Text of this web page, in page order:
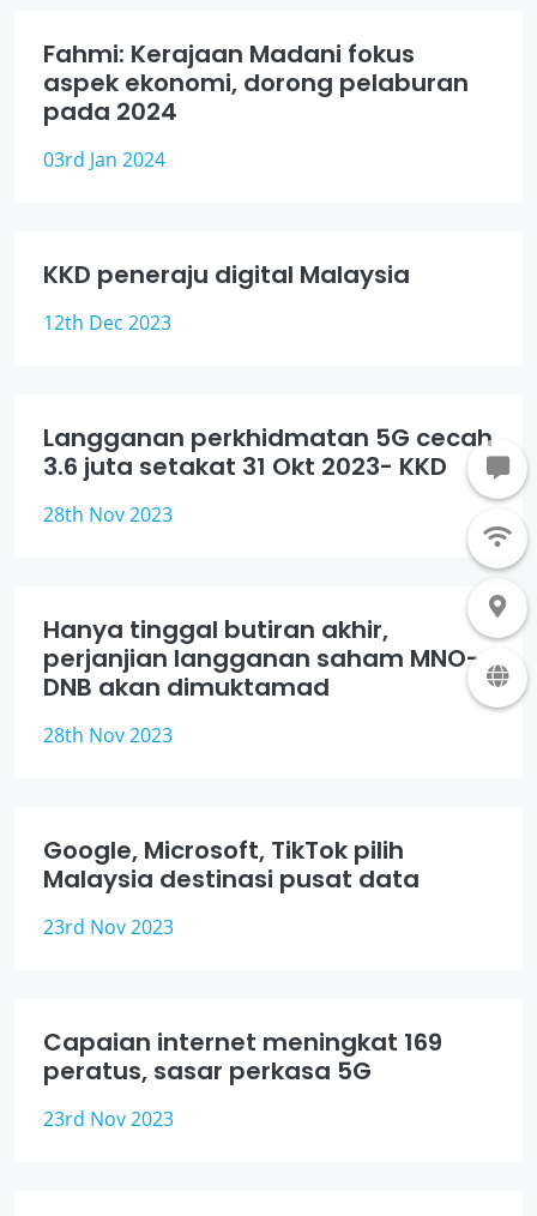
Fahmi: Kerajaan Madani fokus
aspek ekonomi, dorong pelaburan
pada 2024
03rd Jan 2024
KKD peneraju digital Malaysia
12th Dec 2023
Langganan perkhidmatan 5G cecah
3.6 juta setakat 31 Okt 2023- KKD
28th Nov 2023
Hanya tinggal butiran akhir,
perjanjian langganan saham MNO-
DNB akan dimuktamad
28th Nov 2023
Google, Microsoft, TikTok pilih
Malaysia destinasi pusat data
23rd Nov 2023
Capaian internet meningkat 169
peratus, sasar perkasa 5G
23rd Nov 2023